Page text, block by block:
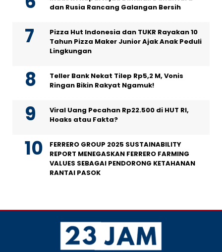
dan Rusia Rancang Galangan Bersih
Pizza Hut Indonesia dan TUKR Rayakan 10
Tahun Pizza Maker Junior Ajak Anak Peduli
Lingkungan
Teller Bank Nekat Tilep Rp5,2 M, Vonis
Ringan Bikin Rakyat Ngamuk!
Viral Uang Pecahan Rp22.500 di HUT RI,
Hoaks atau Fakta?
FERRERO GROUP 2025 SUSTAINABILITY
REPORT MENEGASKAN FERRERO FARMING
VALUES SEBAGAI PENDORONG KETAHANAN
RANTAI PASOK